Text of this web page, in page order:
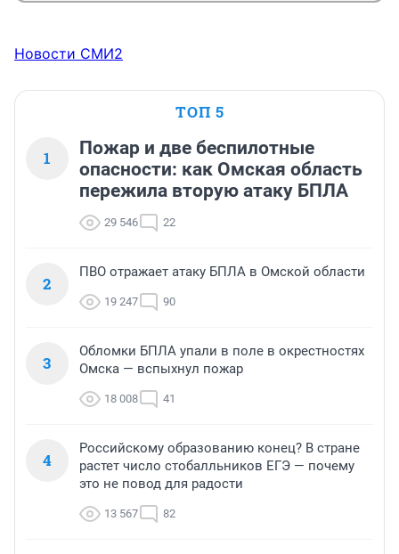
Новости СМИ2
ТОП 5
1
Пожар и две беспилотные
опасности: как Омская область
пережила вторую атаку БПЛА
29 546 22
2
ПВО отражает атаку БПЛА в Омской области
19 247 90
3
Обломки БПЛА упали в поле в окрестностях
Омска — вспыхнул пожар
18 008 41
4
Российскому образованию конец? В стране
растет число стобалльников ЕГЭ — почему
это не повод для радости
13 567 82